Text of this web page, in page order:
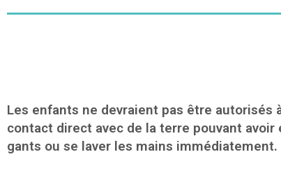
Les enfants ne devraient pas être
contact direct avec de la terre pouvant
gants ou se laver les mains immédiatement.